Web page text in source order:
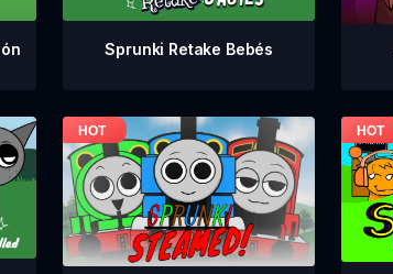
Sprunki Retake Bebés